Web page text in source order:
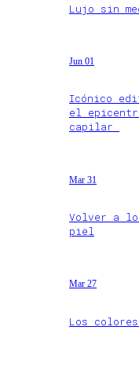
Lujo sin
Jun 01
Icónico
el
capilar
Mar 31
Volver a
piel
Mar 27
Los